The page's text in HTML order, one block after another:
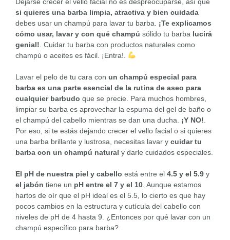
si quieres una barba limpia, atractiva y bien cuidada
debes usar un champú para lavar tu barba. ¡Te explicamos
cómo usar, lavar y con qué champú sólido tu barba lucirá
genial! . Cuidar tu barba con productos naturales como
champú o aceites es fácil. ¡Entra!.
Lavar el pelo de tu cara con un champú especial para
barba es una parte esencial de la rutina de aseo para
cualquier barbudo que se precie. Para muchos hombres,
limpiar su barba es aprovechar la espuma del gel de baño o
el champú del cabello mientras se dan una ducha. ¡Y NO!
Por eso, si te estás dejando crecer el vello facial o si quieres
una barba brillante y lustrosa, necesitas lavar y cuidar tu
barba con un champú natural y darle cuidados especiales.
El pH de nuestra piel y cabello está entre el 4.5 y el 5.9 y
el jabón tiene un pH entre el 7 y el 10 . Aunque estamos
hartos de oír que el pH ideal es el 5.5, lo cierto es que hay
pocos cambios en la estructura y cutícula del cabello con
niveles de pH de 4 hasta 9. ¿Entonces por qué lavar con un
champú específico para barba?.